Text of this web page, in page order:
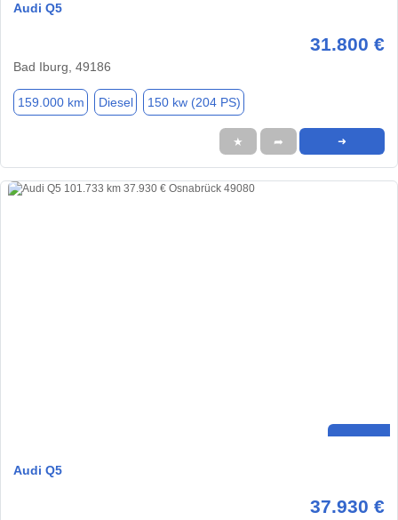
Audi Q5
31.800 €
Bad Iburg, 49186
159.000 km Diesel 150 kw (204 PS)
★ ➦ ➜
Audi Q5
37.930 €